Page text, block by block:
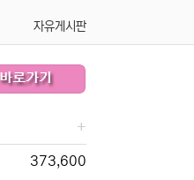
자유게시판
373,600